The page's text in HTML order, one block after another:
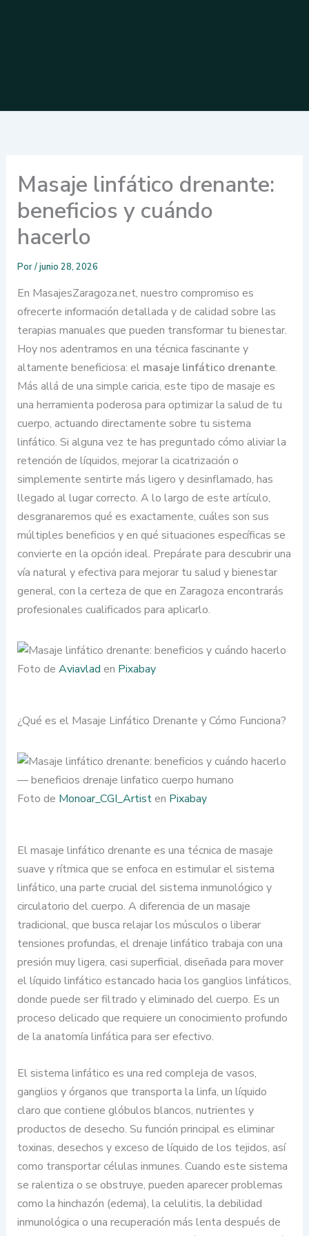
Masaje linfático drenante:
beneficios y cuándo
hacerlo
Por/junio 28, 2026
En MasajesZaragoza.net, nuestro compromiso es
ofrecerte información detallada y de calidad sobre las
terapias manuales que pueden transformar tu bienestar.
Hoy nos adentramos en una técnica fascinante y
altamente beneficiosa: el masaje linfático drenante.
Más allá de una simple caricia, este tipo de masaje es
una herramienta poderosa para optimizar la salud de tu
cuerpo, actuando directamente sobre tu sistema
linfático. Si alguna vez te has preguntado cómo aliviar la
retención de líquidos, mejorar la cicatrización o
simplemente sentirte más ligero y desinflamado, has
llegado al lugar correcto. A lo largo de este artículo,
desgranaremos qué es exactamente, cuáles son sus
múltiples beneficios y en qué situaciones específicas se
convierte en la opción ideal. Prepárate para descubrir una
vía natural y efectiva para mejorar tu salud y bienestar
general, con la certeza de que en Zaragoza encontrarás
profesionales cualificados para aplicarlo.
Foto de Aviavlad en Pixabay
¿Qué es el Masaje Linfático Drenante y Cómo Funciona?
Foto de Monoar_CGI_Artisten Pixabay
El masaje linfático drenante es una técnica de masaje
suave y rítmica que se enfoca en estimular el sistema
linfático, una parte crucial del sistema inmunológico y
circulatorio del cuerpo. A diferencia de un masaje
tradicional, que busca relajar los músculos o liberar
tensiones profundas, el drenaje linfático trabaja con una
presión muy ligera, casi superficial, diseñada para mover
el líquido linfático estancado hacia los ganglios linfáticos,
donde puede ser filtrado y eliminado del cuerpo. Es un
proceso delicado que requiere un conocimiento profundo
de la anatomía linfática para ser efectivo.
El sistema linfático es una red compleja de vasos,
ganglios y órganos que transporta la linfa, un líquido
claro que contiene glóbulos blancos, nutrientes y
productos de desecho. Su función principal es eliminar
toxinas, desechos y exceso de líquido de los tejidos, así
como transportar células inmunes. Cuando este sistema
se ralentiza o se obstruye, pueden aparecer problemas
como la hinchazón (edema), la celulitis, la debilidad
inmunológica o una recuperación más lenta después de